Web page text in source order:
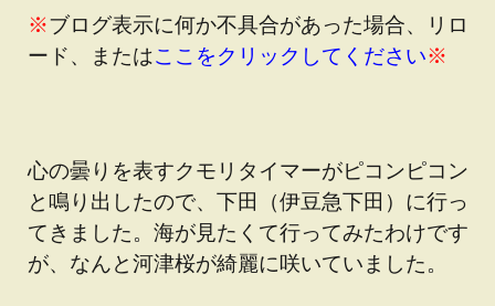
※ブログ表示に何か不具合があった場合、リロ
ード、またはここをクリックしてください※
心の曇りを表すクモリタイマーがピコンピコン
と鳴り出したので、下田（伊豆急下田）に行っ
てきました。海が見たくて行ってみたわけです
が、なんと河津桜が綺麗に咲いていました。